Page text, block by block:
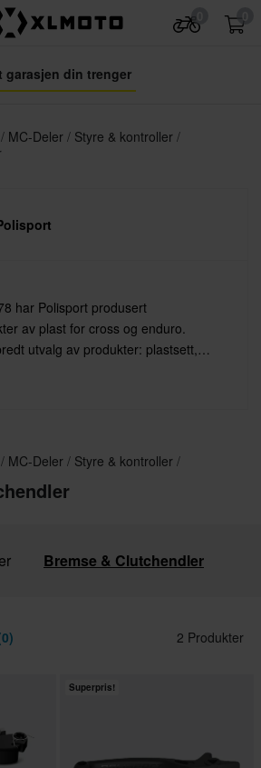
garasjen din trenger
MC-Deler
Styre & kontroller
har Polisport produsert
av plast for cross og enduro.
utvalg av produkter: plastsett,
knebeskyttelse eller kanskje et
MC-Deler Styre & kontroller
Bremse & Clutchendler
2 Produkter
Superpris!